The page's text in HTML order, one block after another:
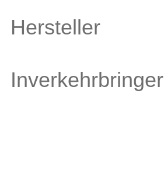
Hersteller
Inverkehrbringer